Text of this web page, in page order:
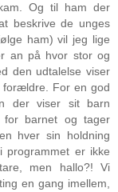
Og til ham der
beskrive de unges
ham) vil jeg lige
an på hvor stor og
den udtalelse viser
For en god
der viser sit barn
for barnet og tager
hver sin holdning
programmet er ikke
men hallo?! Vi
en gang imellem,